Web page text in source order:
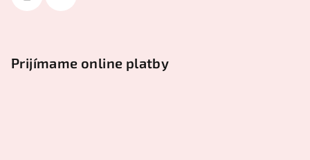
Prijímame online platby